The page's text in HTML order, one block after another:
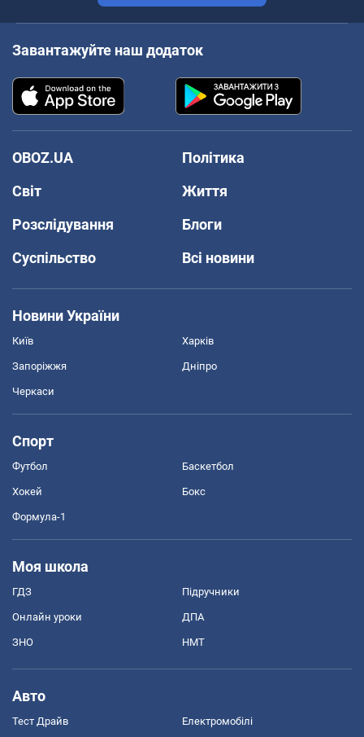
Завантажуйте наш додаток
OBOZ.UA
Політика
Світ
Життя
Розслідування
Блоги
Суспільство
Всі новини
Новини України
Київ Харків
Запоріжжя Дніпро
Черкаси
Спорт
Футбол Баскетбол
Хокей Бокс
Формула-1
Моя школа
ГДЗ Підручники
Онлайн уроки ДПА
ЗНО НМТ
Авто
Тест Драйв Електромобілі